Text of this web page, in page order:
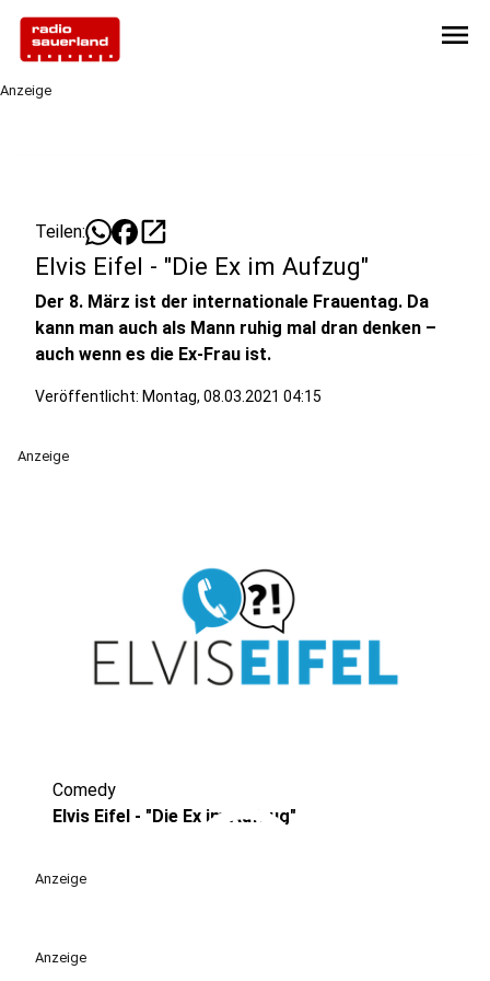
menu
Anzeige
Teilen: open_in_new
Elvis Eifel - "Die Ex im Aufzug"
Der 8. März ist der internationale Frauentag. Da
kann man auch als Mann ruhig mal dran denken –
auch wenn es die Ex-Frau ist.
Veröffentlicht: Montag, 08.03.2021 04:15
Anzeige
play_circle
Comedy
Elvis Eifel - "Die Ex im Aufzug"
Anzeige
Anzeige